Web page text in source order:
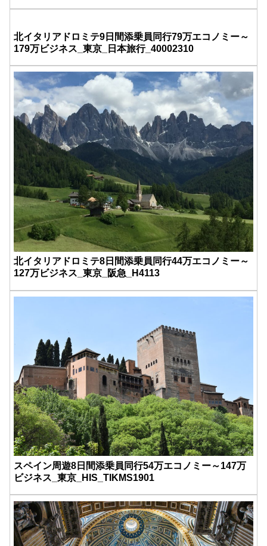
北イタリアドロミテ9日間添乗員同行79万エコノミー～
179万ビジネス_東京_日本旅行_40002310
北イタリアドロミテ8日間添乗員同行44万エコノミー～
127万ビジネス_東京_阪急_H4113
スペイン周遊8日間添乗員同行54万エコノミー～147万
ビジネス_東京_HIS_TIKMS1901